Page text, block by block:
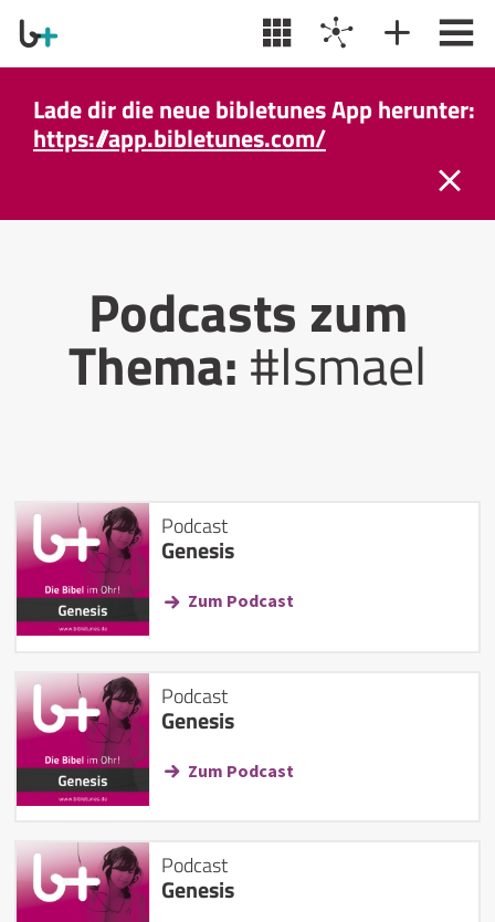
Lade dir die neue bibletunes App herunter:
https://app.bibletunes.com/
Podcasts zum
Thema:#Ismael
Podcast
Genesis
Zum Podcast
Podcast
Genesis
Zum Podcast
Podcast
Genesis